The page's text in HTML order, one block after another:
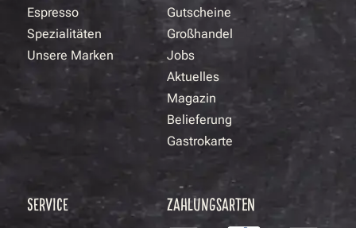
Espresso
Spezialitäten
Unsere Marken
Gutscheine
Großhandel
Jobs
Aktuelles
Magazin
Belieferung
Gastrokarte
SERVICE ZAHLUNGSARTEN